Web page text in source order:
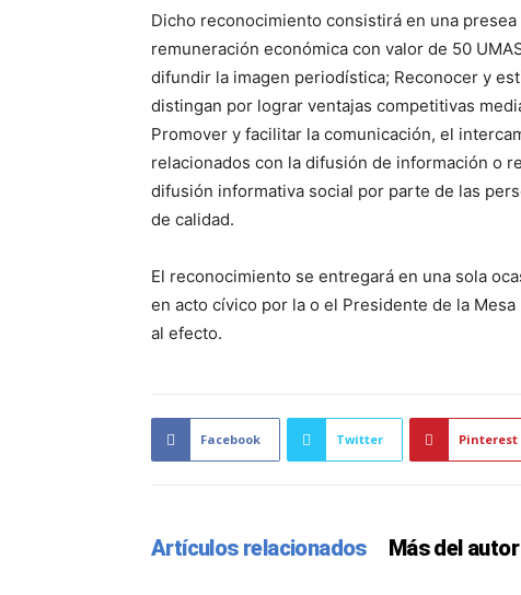
Dicho reconocimiento consistirá en una
remuneración económica con valor de 50
difundir la imagen periodística; Reconocer y
distingan por lograr ventajas competitivas
Promover y facilitar la comunicación, el
relacionados con la difusión de información o
difusión informativa social por parte de las
de calidad.
El reconocimiento se entregará en una sola
en acto cívico por la o el Presidente de la
al efecto.
Facebook Twitter Pinterest
Artículos relacionados Más del autor